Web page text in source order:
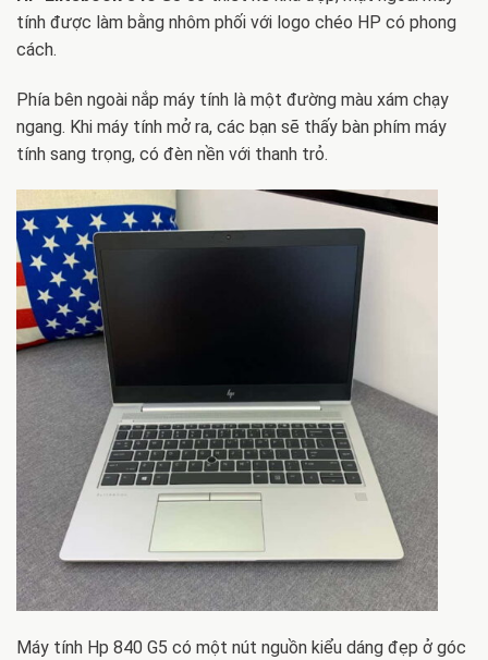
tính được làm bằng nhôm phối với logo chéo HP có phong
cách.
Phía bên ngoài nắp máy tính là một đường màu xám chạy
ngang. Khi máy tính mở ra, các bạn sẽ thấy bàn phím máy
tính sang trọng, có đèn nền với thanh trỏ.
Máy tính Hp 840 G5 có một nút nguồn kiểu dáng đẹp ở góc